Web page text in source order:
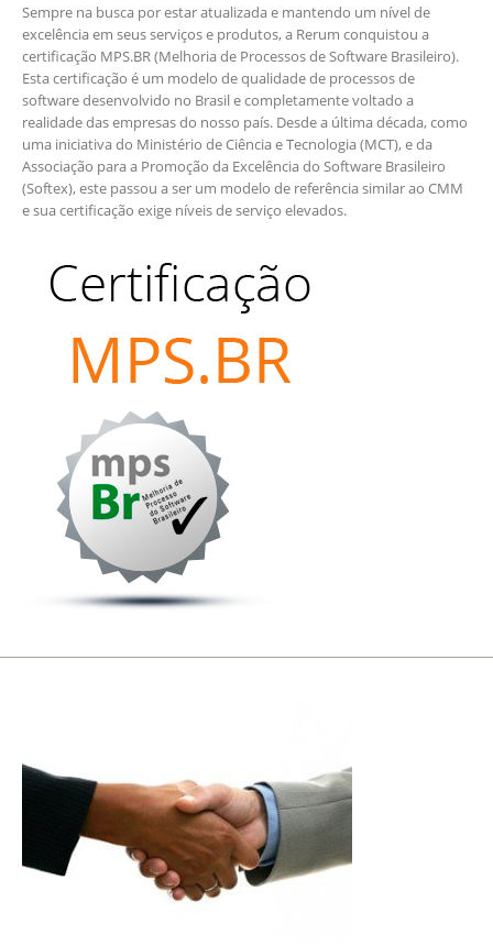
Sempre na busca por estar atualizada e mantendo um nível de
excelência em seus serviços e produtos, a Rerum conquistou a
certificação MPS.BR (Melhoria de Processos de Software Brasileiro).
Esta certificação é um modelo de qualidade de processos de
software desenvolvido no Brasil e completamente voltado a
realidade das empresas do nosso país. Desde a última década, como
uma iniciativa do Ministério de Ciência e Tecnologia (MCT), e da
Associação para a Promoção da Excelência do Software Brasileiro
(Softex), este passou a ser um modelo de referência similar ao CMM
e sua certificação exige níveis de serviço elevados.